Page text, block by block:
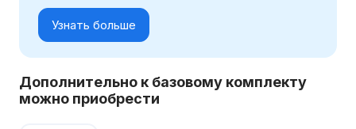
Узнать больше
Дополнительно к базовому комплекту
можно приобрести